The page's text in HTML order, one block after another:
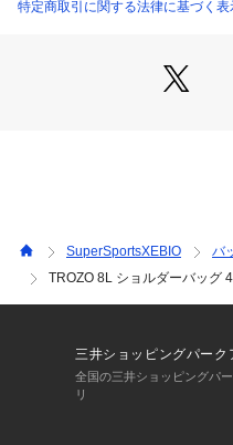
使用したTrozo Shoulder
●メーカーカラー表記:Lake
予告なく変更することがあ
い。コトパクシ COTOPAXI
uper Sports XEBIO BAG バ
んず 男性
特定商取引に関する法律に基づく
SuperSportsXEBIO バ
TROZO 8L ショルダーバッグ
三井ショッピングパーク
全国の三井ショッピングパ
リ